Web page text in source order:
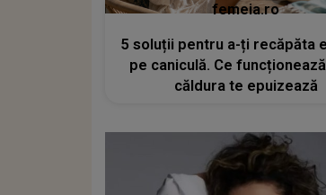
femeia.ro
5 soluții pentru a-ți recăpăta
pe caniculă. Ce
căldura te epuizează